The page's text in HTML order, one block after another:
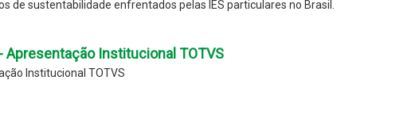
de sustentabilidade enfrentados pelas IES particulares no Brasil.
Apresentação Institucional TOTVS
Institucional TOTVS